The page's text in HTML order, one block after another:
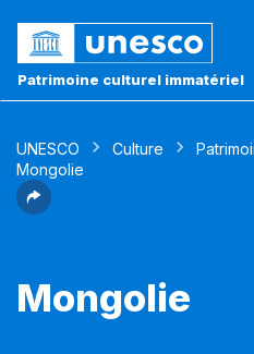
Patrimoine culturel immatériel
UNESCO Culture
Mongolie
Mongolie